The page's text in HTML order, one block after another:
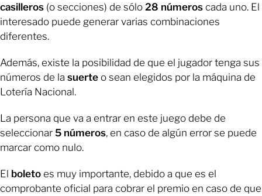
casilleros (o secciones) de sólo 28 números cada uno. El
interesado puede generar varias combinaciones
diferentes.
Además, existe la posibilidad de que el jugador tenga sus
números de la suerte o sean elegidos por la máquina de
Lotería Nacional.
La persona que va a entrar en este juego debe de
seleccionar 5 números, en caso de algún error se puede
marcar como nulo.
El boleto es muy importante, debido a que es el
comprobante oficial para cobrar el premio en caso de que